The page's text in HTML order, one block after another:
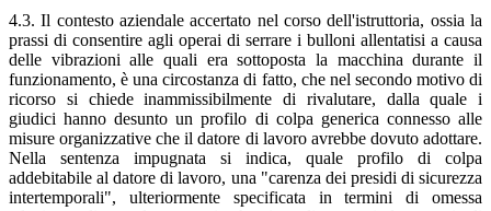
4.3. Il contesto aziendale accertato nel corso dell'istruttoria, ossia la
prassi di consentire agli operai di serrare i bulloni allentatisi a causa
delle vibrazioni alle quali era sottoposta la macchina durante il
funzionamento, è una circostanza di fatto, che nel secondo motivo di
ricorso si chiede inammissibilmente di rivalutare, dalla quale i
giudici hanno desunto un profilo di colpa generica connesso alle
misure organizzative che il datore di lavoro avrebbe dovuto adottare.
Nella sentenza impugnata si indica, quale profilo di colpa
addebitabile al datore di lavoro, una "carenza dei presidi di sicurezza
intertemporali", ulteriormente specificata in termini di omessa